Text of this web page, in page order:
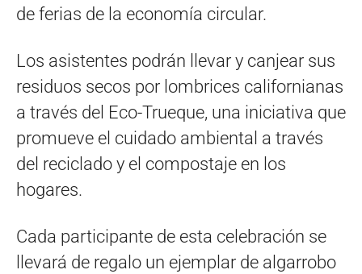
de ferias de la economía circular.
Los asistentes podrán llevar y canjear sus
residuos secos por lombrices californianas
a través del Eco-Trueque, una iniciativa que
promueve el cuidado ambiental a través
del reciclado y el compostaje en los
hogares.
Cada participante de esta celebración se
llevará de regalo un ejemplar de algarrobo